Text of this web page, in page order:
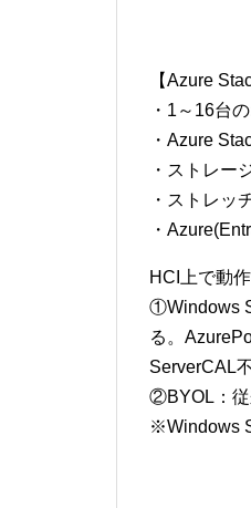
【Azure
・1～16台
・Azure
・ストレー
・ストレッ
・
HCI上で動
①Windows
る。
ServerCAL
②BYOL：従
※Windows